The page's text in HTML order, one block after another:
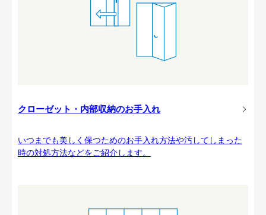
クローゼット・内部収納のお手入れ
いつまでも美しく保つためのお手入れ方法や汚してしまった
時の対処方法などをご紹介します。